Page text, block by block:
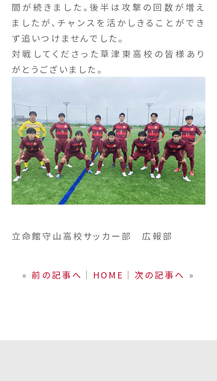
間が続きました。後半は攻撃の回数が増え
ましたが、チャンスを活かしきることができ
ず追いつけませんでした。
対戦してくださった草津東高校の皆様あり
がとうございました。
立命館守山高校サッカー部 広報部
« 前の記事へ │ HOME │ 次の記事へ »